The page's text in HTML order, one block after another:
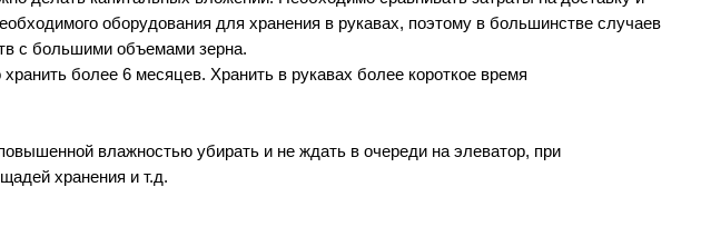
оборудования для хранения в рукавах, поэтому в большинстве случаев
с большими объемами зерна.
более 6 месяцев. Хранить в рукавах более короткое время
влажностью убирать и не ждать в очереди на элеватор, при
хранения и т.д.